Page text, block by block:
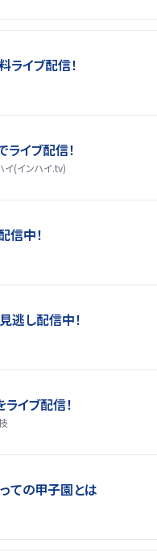
イブ配信！
イブ配信！
イ(インハイ.tv)
信中！
逃し配信中！
イブ配信！
ての甲子園とは